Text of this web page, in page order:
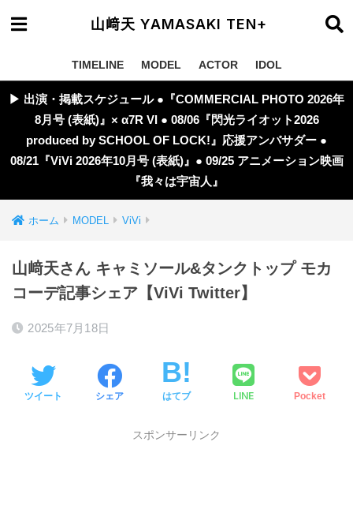
山﨑天 YAMASAKI TEN+
TIMELINE MODEL ACTOR IDOL
▶︎ 出演・掲載スケジュール ●『COMMERCIAL PHOTO 2026年
8月号 (表紙)』× α7R VI ● 08/06『閃光ライオット2026
produced by SCHOOL OF LOCK!』応援アンバサダー ●
08/21『ViVi 2026年10月号 (表紙)』● 09/25 アニメーション映画
『我々は宇宙人』
ホーム MODEL ViVi
山﨑天さん キャミソール&タンクトップ モカ
コーデ記事シェア【ViVi Twitter】
2025年7月18日
ツイート シェア はてブ LINE Pocket
スポンサーリンク